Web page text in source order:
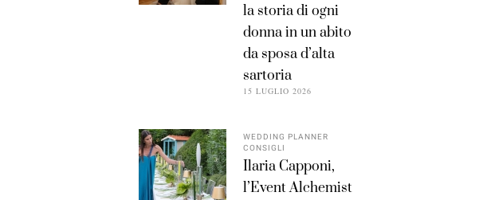
la storia di ogni
donna in un abito
da sposa d’alta
sartoria
15 LUGLIO 2026
WEDDING PLANNER
CONSIGLI
Ilaria Capponi,
l’Event Alchemist